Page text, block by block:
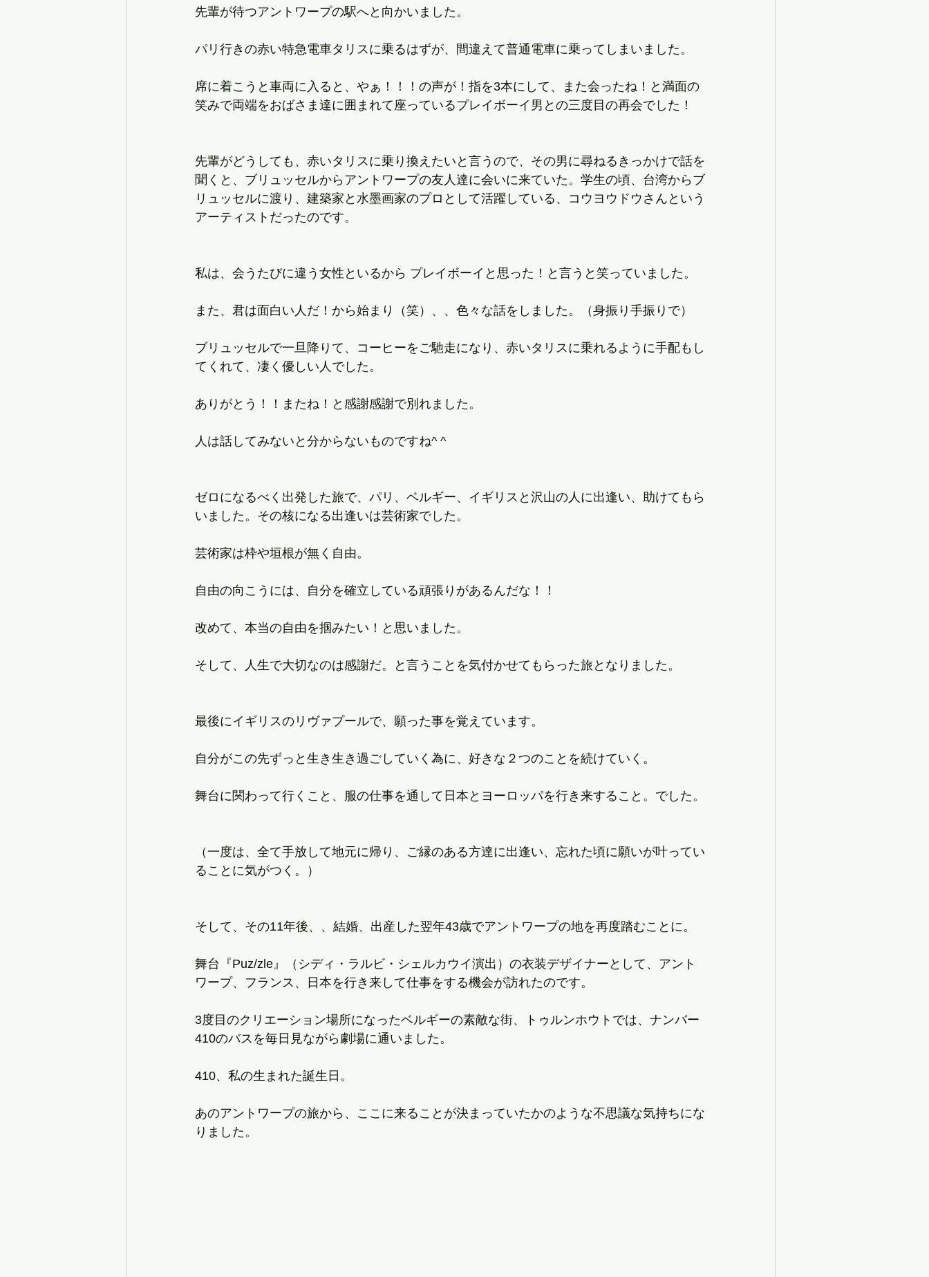
先輩が待つアントワープの駅へと向かいました。
パリ行きの赤い特急電車タリスに乗るはずが、間違えて普通電車に乗ってしまいました。
席に着こうと車両に入ると、やぁ！！！の声が！指を3本にして、また会ったね！と満面の
笑みで両端をおばさま達に囲まれて座っているプレイボーイ男との三度目の再会でした！
先輩がどうしても、赤いタリスに乗り換えたいと言うので、その男に尋ねるきっかけで話を
聞くと、ブリュッセルからアントワープの友人達に会いに来ていた。学生の頃、台湾からブ
リュッセルに渡り、建築家と水墨画家のプロとして活躍している、コウヨウドウさんという
アーティストだったのです。
私は、会うたびに違う女性といるから プレイボーイと思った！と言うと笑っていました。
また、君は面白い人だ！から始まり（笑）、、色々な話をしました。（身振り手振りで）
ブリュッセルで一旦降りて、コーヒーをご馳走になり、赤いタリスに乗れるように手配もし
てくれて、凄く優しい人でした。
ありがとう！！またね！と感謝感謝で別れました。
人は話してみないと分からないものですね^ ^
ゼロになるべく出発した旅で、パリ、ベルギー、イギリスと沢山の人に出逢い、助けてもら
いました。その核になる出逢いは芸術家でした。
芸術家は枠や垣根が無く自由。
自由の向こうには、自分を確立している頑張りがあるんだな！！
改めて、本当の自由を掴みたい！と思いました。
そして、人生で大切なのは感謝だ。と言うことを気付かせてもらった旅となりました。
最後にイギリスのリヴァプールで、願った事を覚えています。
自分がこの先ずっと生き生き過ごしていく為に、好きな２つのことを続けていく。
舞台に関わって行くこと、服の仕事を通して日本とヨーロッパを行き来すること。でした。
（一度は、全て手放して地元に帰り、ご縁のある方達に出逢い、忘れた頃に願いが叶ってい
ることに気がつく。）
そして、その11年後、、結婚、出産した翌年43歳でアントワープの地を再度踏むことに。
舞台『Puz/zle』（シディ・ラルビ・シェルカウイ演出）の衣装デザイナーとして、アント
ワープ、フランス、日本を行き来して仕事をする機会が訪れたのです。
3度目のクリエーション場所になったベルギーの素敵な街、トゥルンホウトでは、ナンバー
410のバスを毎日見ながら劇場に通いました。
410、私の生まれた誕生日。
あのアントワープの旅から、ここに来ることが決まっていたかのような不思議な気持ちにな
りました。